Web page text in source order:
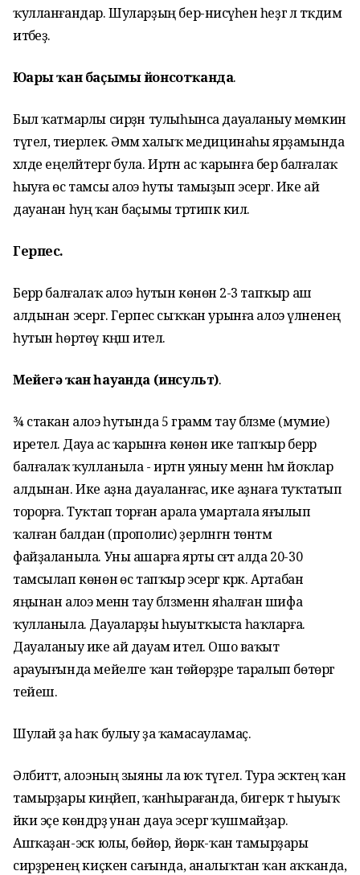
ҡулланғандар. Шуларҙың бер-нисәүһен һеҙгә лә тәҡдим
итәбеҙ.
Юғары ҡан баҫымы йонсотҡанда.
Был ҡатмарлы сирҙән тулыһынса дауаланыу мөмкин
түгел, тиерлек. Әммә халыҡ медицинаһы ярҙамында
хәлде еңеләйтергә була. Иртән ас ҡарынға бер балғалаҡ
һыуға өс тамсы алоэ һуты тамыҙып эсергә. Ике ай
дауанан һуң ҡан баҫымы тәртипкә килә.
Герпес.
Берәр балғалаҡ алоэ һутын көнөнә 2-3 тапҡыр аш
алдынан эсергә. Герпес сыҡҡан урынға алоэ үләненең
һутын һөртөү кәңәш ителә.
Мейегә ҡан һауғанда (инсульт).
¾ стакан алоэ һутында 5 грамм тау бәлзәме (мумие)
иретелә. Дауа ас ҡарынға көнөнә ике тапҡыр берәр
балғалаҡ ҡулланыла - иртән уяныу менән һәм йоҡлар
алдынан. Ике аҙна дауаланғас, ике аҙнаға туҡтатып
торорға. Туҡтап торған арала умартала яғылып
ҡалған балдан (прополис) әҙерләнгән төнәтмә
файҙаланыла. Уны ашарға ярты сәғәт алда 20-30
тамсылап көнөнә өс тапҡыр эсергә кәрәк. Артабан
яңынан алоэ менән тау бәлзәменән яһалған шифа
ҡулланыла. Дауаларҙы һыуытҡыста һаҡларға.
Дауаланыу ике ай дауам ителә. Ошо ваҡыт
арауығында мейеләге ҡан төйөрҙәре таралып бөтөргә
тейеш.
Шулай ҙа һаҡ булыу ҙа ҡамасауламаҫ.
Әлбиттә, алоэның зыяны ла юҡ түгел. Тура эсәктең ҡан
тамырҙары киңәйеп, ҡанһырағанда, бигерәк тә һыуыҡ
йәки эҫе көндәрҙә унан дауа эсергә ҡушмайҙар.
Ашҡаҙан-эсәк юлы, бөйөр, йөрәк-ҡан тамырҙары
сирҙәренең киҫкен сағында, аналыҡтан ҡан аҡҡанда,